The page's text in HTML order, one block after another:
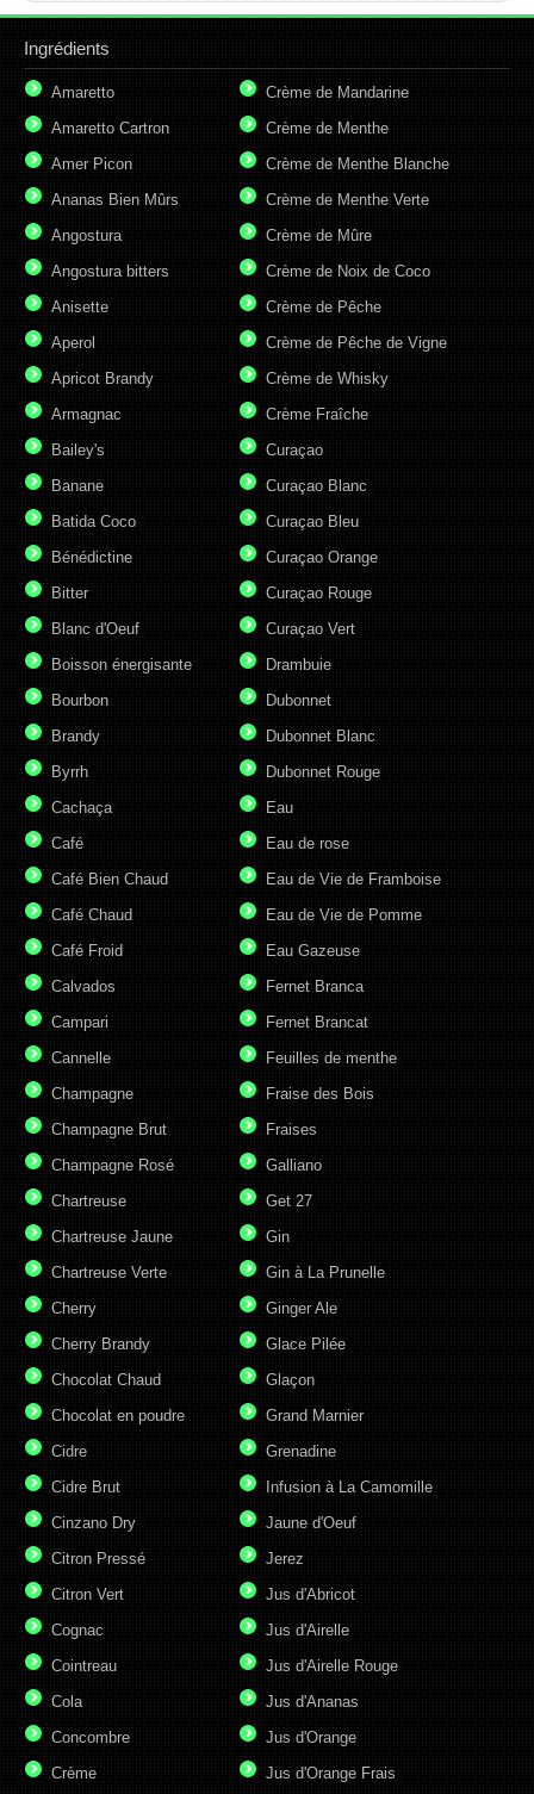
Ingrédients
Amaretto
Amaretto Cartron
Amer Picon
Ananas Bien Mûrs
Angostura
Angostura bitters
Anisette
Aperol
Apricot Brandy
Armagnac
Bailey's
Banane
Batida Coco
Bénédictine
Bitter
Blanc d'Oeuf
Boisson énergisante
Bourbon
Brandy
Byrrh
Cachaça
Café
Café Bien Chaud
Café Chaud
Café Froid
Calvados
Campari
Cannelle
Champagne
Champagne Brut
Champagne Rosé
Chartreuse
Chartreuse Jaune
Chartreuse Verte
Cherry
Cherry Brandy
Chocolat Chaud
Chocolat en poudre
Cidre
Cidre Brut
Cinzano Dry
Citron Pressé
Citron Vert
Cognac
Cointreau
Cola
Concombre
Crème
Crème de Mandarine
Crème de Menthe
Crème de Menthe Blanche
Crème de Menthe Verte
Crème de Mûre
Crème de Noix de Coco
Crème de Pêche
Crème de Pêche de Vigne
Crème de Whisky
Crème Fraîche
Curaçao
Curaçao Blanc
Curaçao Bleu
Curaçao Orange
Curaçao Rouge
Curaçao Vert
Drambuie
Dubonnet
Dubonnet Blanc
Dubonnet Rouge
Eau
Eau de rose
Eau de Vie de Framboise
Eau de Vie de Pomme
Eau Gazeuse
Fernet Branca
Fernet Brancat
Feuilles de menthe
Fraise des Bois
Fraises
Galliano
Get 27
Gin
Gin à La Prunelle
Ginger Ale
Glace Pilée
Glaçon
Grand Marnier
Grenadine
Infusion à La Camomille
Jaune d'Oeuf
Jerez
Jus d'Abricot
Jus d'Airelle
Jus d'Airelle Rouge
Jus d'Ananas
Jus d'Orange
Jus d'Orange Frais